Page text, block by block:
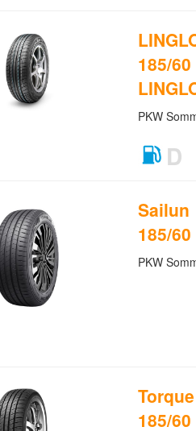
185/
PKW
D
Sailun
185/
PKW
Torque
185/